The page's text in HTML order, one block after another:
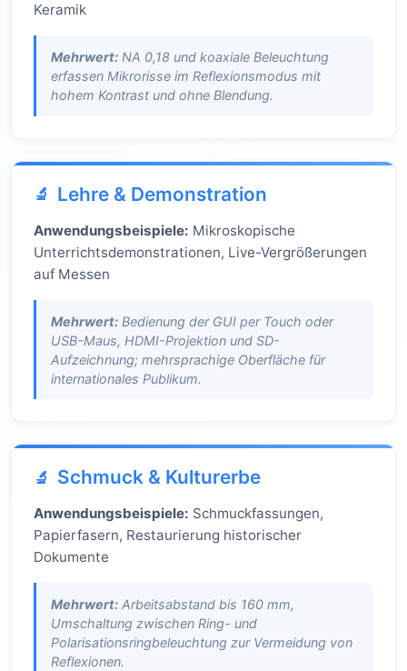
Keramik
Mehrwert: NA 0,18 und koaxiale Beleuchtung
erfassen Mikrorisse im Reflexionsmodus mit
hohem Kontrast und ohne Blendung.
Lehre & Demonstration
Anwendungsbeispiele: Mikroskopische
Unterrichtsdemonstrationen, Live-Vergrößerungen
auf Messen
Mehrwert: Bedienung der GUI per Touch oder
USB-Maus, HDMI-Projektion und SD-
Aufzeichnung; mehrsprachige Oberfläche für
internationales Publikum.
Schmuck & Kulturerbe
Anwendungsbeispiele: Schmuckfassungen,
Papierfasern, Restaurierung historischer
Dokumente
Mehrwert: Arbeitsabstand bis 160 mm,
Umschaltung zwischen Ring- und
Polarisationsringbeleuchtung zur Vermeidung von
Reflexionen.